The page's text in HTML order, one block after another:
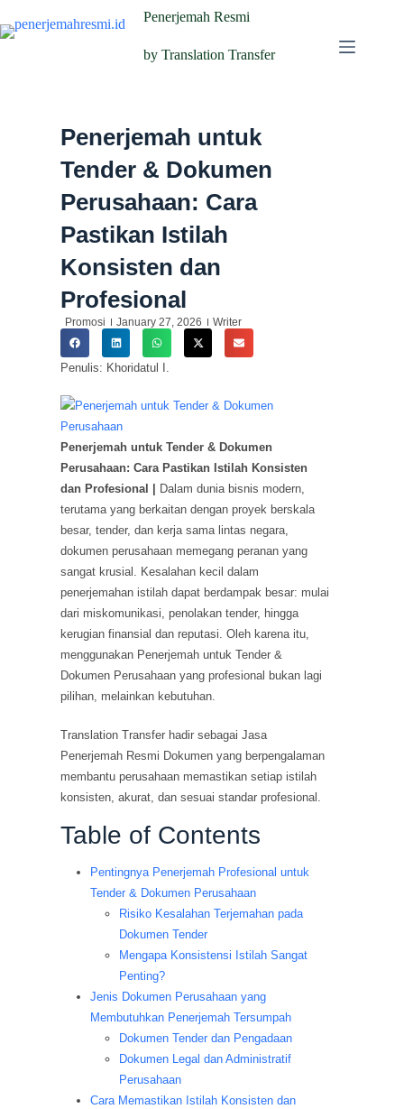
Penerjemah Resmi
by Translation Transfer
Penerjemah untuk
Tender & Dokumen
Perusahaan: Cara
Pastikan Istilah
Konsisten dan
Profesional
Promosi January 27, 2026 Writer
Penulis: Khoridatul I.
Penerjemah untuk Tender & Dokumen
Perusahaan: Cara Pastikan Istilah Konsisten
dan Profesional |
Dalam dunia bisnis modern,
terutama yang berkaitan dengan proyek berskala
besar, tender, dan kerja sama lintas negara,
dokumen perusahaan memegang peranan yang
sangat krusial. Kesalahan kecil dalam
penerjemahan istilah dapat berdampak besar: mulai
dari miskomunikasi, penolakan tender, hingga
kerugian finansial dan reputasi. Oleh karena itu,
menggunakan Penerjemah untuk Tender &
Dokumen Perusahaan yang profesional bukan lagi
pilihan, melainkan kebutuhan.
Translation Transfer hadir sebagai Jasa
Penerjemah Resmi Dokumen yang berpengalaman
membantu perusahaan memastikan setiap istilah
konsisten, akurat, dan sesuai standar profesional.
Table of Contents
Pentingnya Penerjemah Profesional untuk
Tender & Dokumen Perusahaan
Risiko Kesalahan Terjemahan pada
Dokumen Tender
Mengapa Konsistensi Istilah Sangat
Penting?
Jenis Dokumen Perusahaan yang
Membutuhkan Penerjemah Tersumpah
Dokumen Tender dan Pengadaan
Dokumen Legal dan Administratif
Perusahaan
Cara Memastikan Istilah Konsisten dan